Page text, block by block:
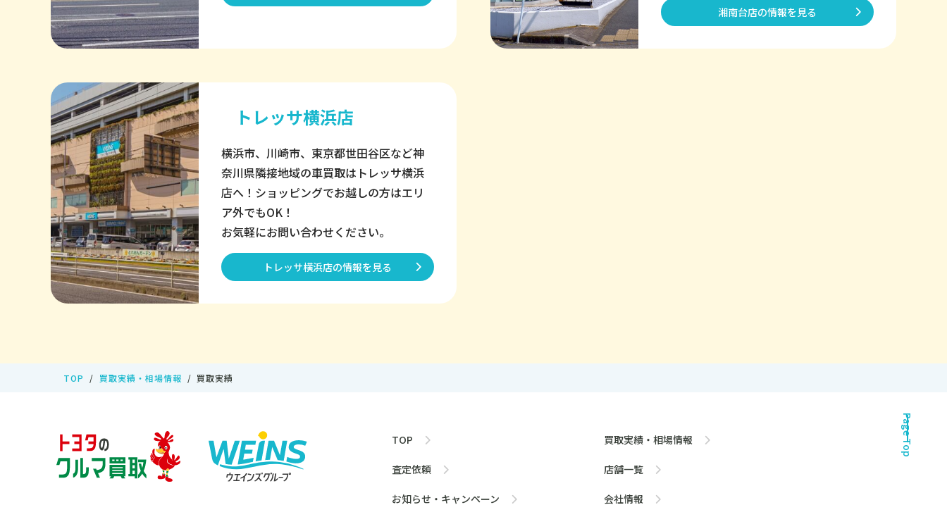
湘南台店の情報を見る
トレッサ横浜店
横浜市、川崎市、東京都世田谷区など神
奈川県隣接地域の車買取はトレッサ横浜
店へ！ショッピングでお越しの方はエリ
ア外でもOK！
お気軽にお問い合わせください。
トレッサ横浜店の情報を見る
Page Top
TOP 買取実績・相場情報 買取実績
TOP
査定依頼
お知らせ・キャンペーン
買取実績・相場情報
店舗一覧
会社情報